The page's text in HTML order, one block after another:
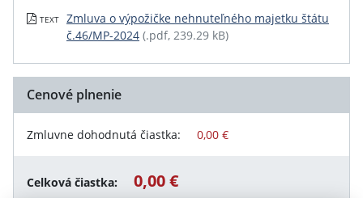
TEXT
Zmluva o výpožičke nehnuteľného majetku štátu
č.46/MP-2024 (.pdf, 239.29 kB)
Cenové plnenie
Zmluvne dohodnutá čiastka: 0,00 €
Celková čiastka: 0,00 €